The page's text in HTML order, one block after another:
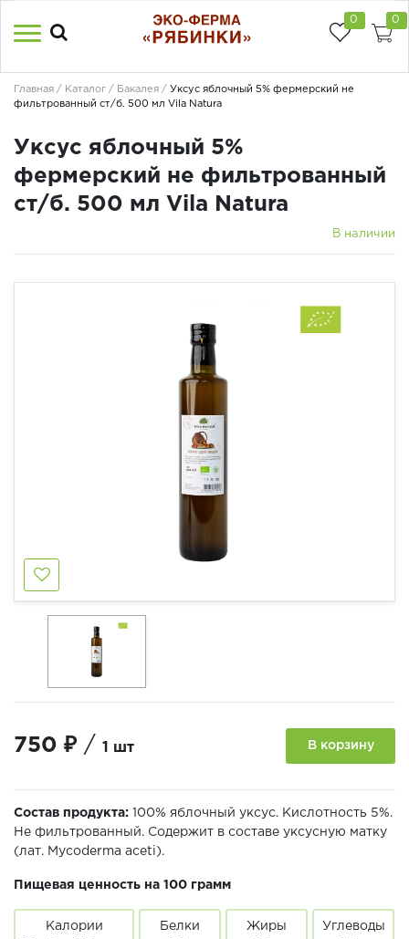
0 0
Главная Каталог Бакалея
Уксус яблочный 5% фермерский не
фильтрованный ст/б. 500 мл Vila Natura
Уксус яблочный 5%
фермерский не фильтрованный
ст/б. 500 мл Vila Natura
В наличии
750 ₽ / 1 шт В корзину
Состав продукта: 100% яблочный уксус. Кислотность 5%.
Не фильтрованный. Содержит в составе уксусную матку
(лат. Mycoderma aceti).
Пищевая ценность на 100 грамм
Калории
Белки
Жиры
Углеводы